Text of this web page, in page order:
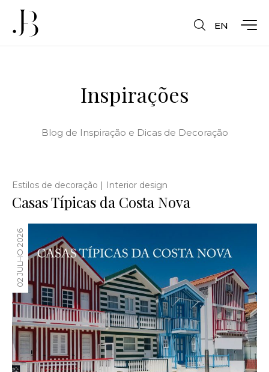
EN
Inspirações
Blog de Inspiração e Dicas de Decoração
Estilos de decoração | Interior design
Casas Típicas da Costa Nova
02 JULHO 2026